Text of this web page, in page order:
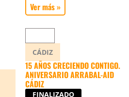
Ver más »
CÁDIZ
15 AÑOS CRECIENDO CONTIGO.
ANIVERSARIO ARRABAL-AID
CÁDIZ
FINALIZADO